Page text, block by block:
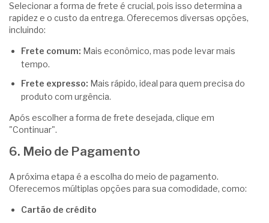
Selecionar a forma de frete é crucial, pois isso determina a
rapidez e o custo da entrega. Oferecemos diversas opções,
incluindo:
Frete comum: Mais econômico, mas pode levar mais
tempo.
Frete expresso: Mais rápido, ideal para quem precisa do
produto com urgência.
Após escolher a forma de frete desejada, clique em
"Continuar".
6. Meio de Pagamento
A próxima etapa é a escolha do meio de pagamento.
Oferecemos múltiplas opções para sua comodidade, como:
Cartão de crédito